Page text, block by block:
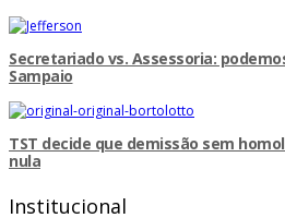
Secretariado vs. Assessoria:
Sampaio
TST decide que demissão sem
nula
Institucional